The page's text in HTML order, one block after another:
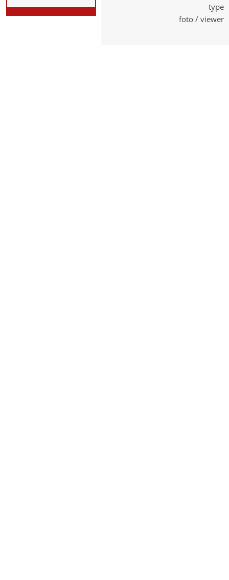
type
foto / viewer